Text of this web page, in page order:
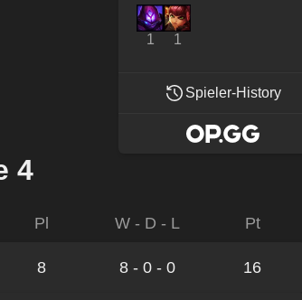
1 1
Spieler-History
4
Pl W - D - L Pt
8 8 - 0 - 0 16